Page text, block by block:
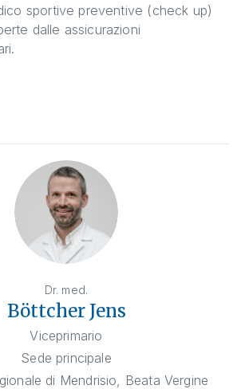
sportive preventive (check up)
dalle assicurazioni
Dr. med.
Böttcher Jens
Viceprimario
Sede principale
di Mendrisio, Beata Vergine